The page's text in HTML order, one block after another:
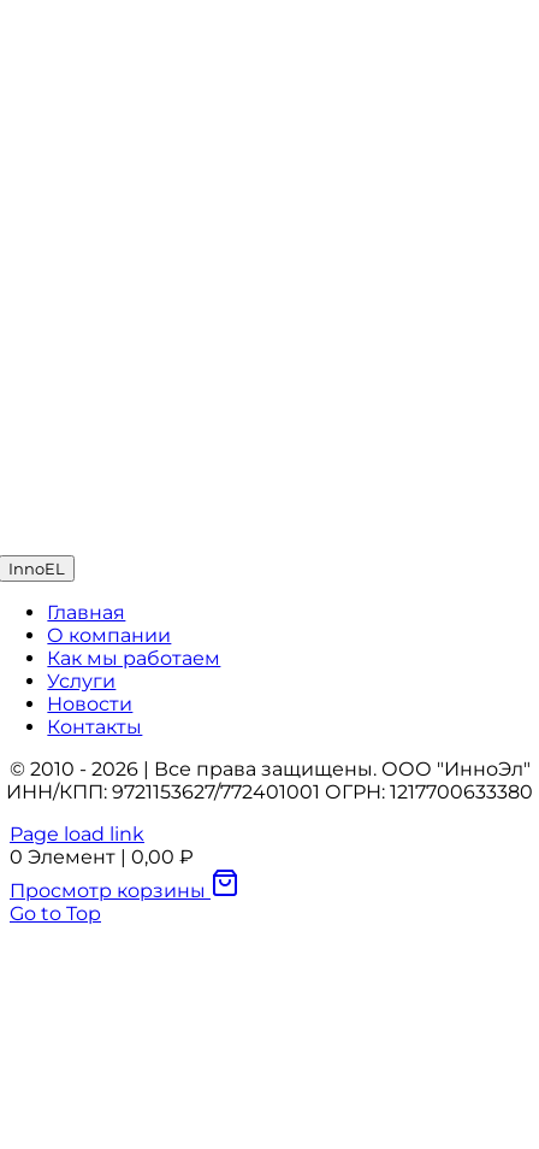
InnoEL
Главная
О компании
Как мы работаем
Услуги
Новости
Контакты
© 2010 - 2026 | Все права защищены. ООО "ИнноЭл"
ИНН/КПП: 9721153627/772401001 ОГРН: 1217700633380
Page load link
0 Элемент | 0,00 ₽
Просмотр корзины
Go to Top